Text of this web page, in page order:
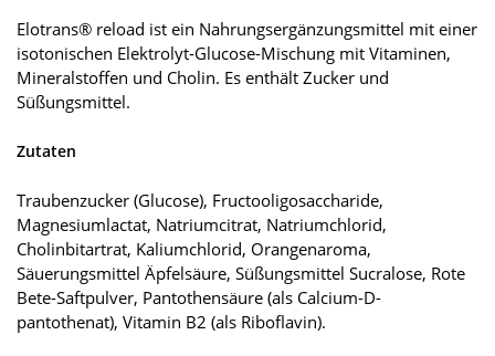
Elotrans® reload ist ein Nahrungsergänzungsmittel mit einer
isotonischen Elektrolyt-Glucose-Mischung mit Vitaminen,
Mineralstoffen und Cholin. Es enthält Zucker und
Süßungsmittel.
Zutaten
Traubenzucker (Glucose), Fructooligosaccharide,
Magnesiumlactat, Natriumcitrat, Natriumchlorid,
Cholinbitartrat, Kaliumchlorid, Orangenaroma,
Säuerungsmittel Äpfelsäure, Süßungsmittel Sucralose, Rote
Bete-Saftpulver, Pantothensäure (als Calcium-D-
pantothenat), Vitamin B2 (als Riboflavin).